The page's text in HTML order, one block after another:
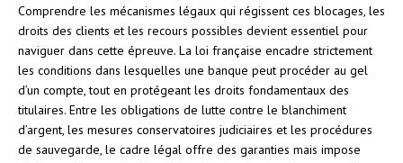
Comprendre les mécanismes légaux qui régissent ces blocages, les
droits des clients et les recours possibles devient essentiel pour
naviguer dans cette épreuve. La loi française encadre strictement
les conditions dans lesquelles une banque peut procéder au gel
d’un compte, tout en protégeant les droits fondamentaux des
titulaires. Entre les obligations de lutte contre le blanchiment
d’argent, les mesures conservatoires judiciaires et les procédures
de sauvegarde, le cadre légal offre des garanties mais impose